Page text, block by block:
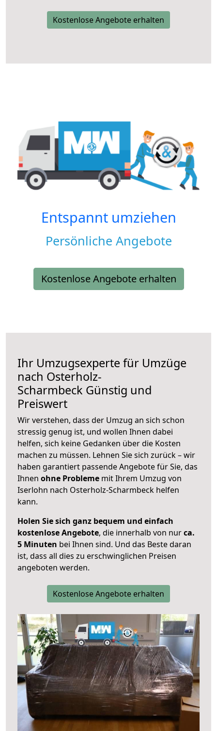
Kostenlose Angebote erhalten
Entspannt umziehen
Persönliche Angebote
Kostenlose Angebote erhalten
Ihr Umzugsexperte für Umzüge
nach Osterholz-
Scharmbeck Günstig und
Preiswert
Wir verstehen, dass der Umzug an sich schon
stressig genug ist, und wollen Ihnen dabei
helfen, sich keine Gedanken über die Kosten
machen zu müssen. Lehnen Sie sich zurück – wir
haben garantiert passende Angebote für Sie, das
Ihnen ohne Probleme mit Ihrem Umzug von
Iserlohn nach Osterholz-Scharmbeck helfen
kann.
Holen Sie sich ganz bequem und einfach
kostenlose Angebote, die innerhalb von nurca.
5 Minuten bei Ihnen sind. Und das Beste daran
ist, dass all dies zu erschwinglichen Preisen
angeboten werden.
Kostenlose Angebote erhalten